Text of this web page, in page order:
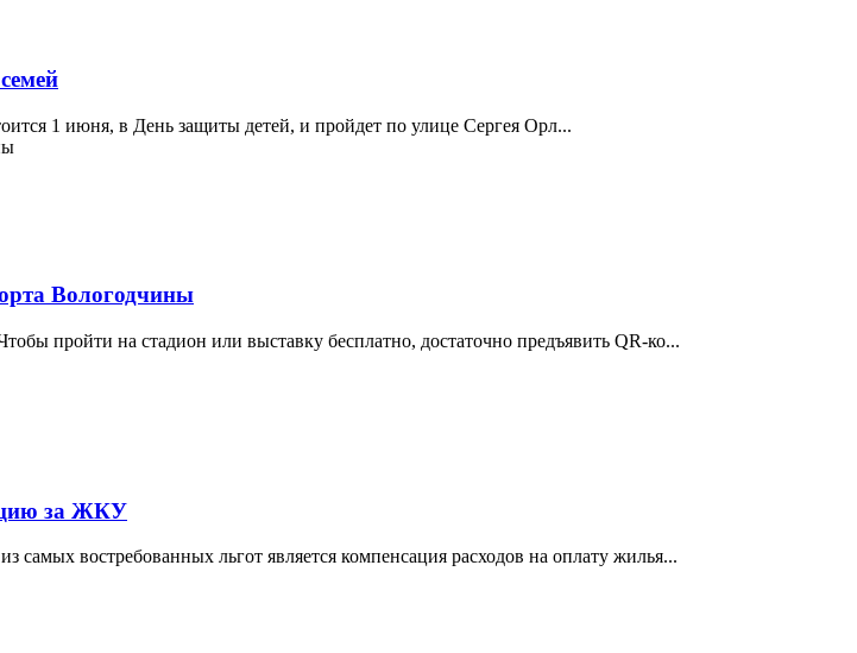
1 июня, в День защиты детей, и пройдет по улице Сергея Орл...
Вологодчины
пройти на стадион или выставку бесплатно, достаточно предъявить QR-ко...
за ЖКУ
востребованных льгот является компенсация расходов на оплату жилья...